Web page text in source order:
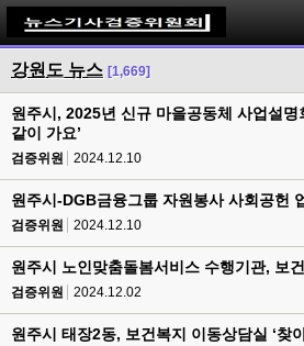
강원도 뉴스 [1,669]
원주시, 2025년 신규 마을공동체 사업설명
같이 가요’
검증위원 2024.12.10
원주시-DGB금융그룹 자원봉사 사회공헌
검증위원 2024.12.10
원주시 노인맞춤돌봄서비스 수행기관, 보
검증위원 2024.12.02
원주시 태장2동, 보건복지 이동상담실 ‘찾